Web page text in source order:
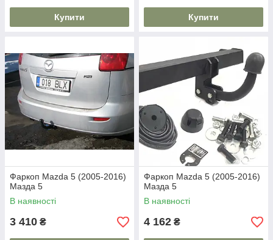
Купити Купити
Фаркоп Mazda 5 (2005-2016)
Мазда 5
В наявності
3 410 ₴
Фаркоп Mazda 5 (2005-2016)
Мазда 5
В наявності
4 162 ₴